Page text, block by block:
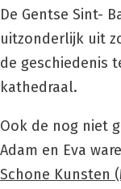
De Gentse Sint-
uitzonderlijk uit
de geschiedenis
kathedraal.
Ook de nog niet
Adam en Eva
Schone Kunsten